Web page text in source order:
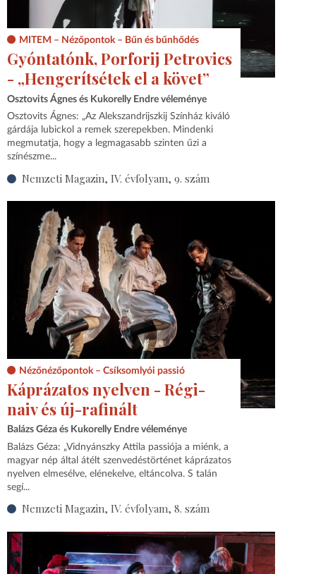
MITEM – Nézőpontok – Bűn és bűnhődés
Gyóntatónk, Porforij Petrovics
- „Hengerítsétek el a követ”
Osztovits Ágnes és Kukorelly Endre véleménye
Osztovits Ágnes: „Az Alekszandrijszkij Színház kiváló
gárdája lubickol a remek szerepekben. Mindenki
megmutatja, hogy a legmagasabb szinten űzi a
színészme...
Nemzeti Magazin, IV. évfolyam, 9. szám
Nézőnézőpontok – Csíksomlyói passió
Káprázatos nyelven - Régi-
naiv és új-rafinált
Balázs Géza és Kukorelly Endre véleménye
Balázs Géza: „Vidnyánszky Attila passiója a miénk, a
magyar nép által átélt szenvedéstörténet káprázatos
nyelven elmesélve, elénekelve, eltáncolva. S talán
segí...
Nemzeti Magazin, IV. évfolyam, 8. szám